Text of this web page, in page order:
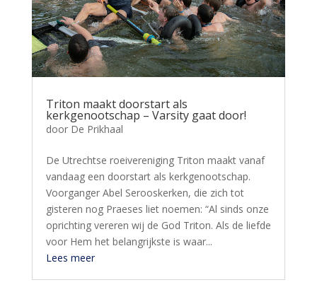
Triton maakt doorstart als
kerkgenootschap – Varsity gaat door!
door De Prikhaal
De Utrechtse roeivereniging Triton maakt vanaf
vandaag een doorstart als kerkgenootschap.
Voorganger Abel Serooskerken, die zich tot
gisteren nog Praeses liet noemen: “Al sinds onze
oprichting vereren wij de God Triton. Als de liefde
voor Hem het belangrijkste is waar...
Lees meer